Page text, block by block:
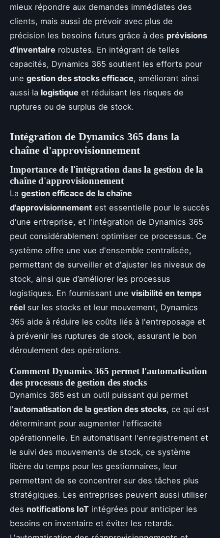
mieux répondre aux demandes immédiates des
clients, mais aussi de prévoir avec plus de
précision les besoins futurs grâce à des prévisions
d'inventaire robustes. En intégrant de telles
capacités, Dynamics 365 soutient les efforts pour
une gestion des stocks efficace, améliorant ainsi
aussi la logistique et réduisant les risques de
ruptures ou de surplus de stock.
Intégration de Dynamics 365 dans la
chaîne d'approvisionnement
Importance de l'intégration dans la gestion de la
chaîne d'approvisionnement
La gestion efficace de la chaîne
d'approvisionnement est essentielle pour le succès
d'une entreprise, et l'intégration de Dynamics 365
peut considérablement optimiser ce processus. Ce
système offre une vue d'ensemble centralisée,
permettant de surveiller et d'ajuster les niveaux de
stock, ainsi que d’améliorer les processus
logistiques. En fournissant une visibilité en temps
réel sur les stocks et leur mouvement, Dynamics
365 aide à réduire les coûts liés à l'entreposage et
à prévenir les ruptures de stock, assurant le bon
déroulement des opérations.
Comment Dynamics 365 permet l'automatisation
des processus de gestion des stocks
Dynamics 365 est un outil puissant qui permet
l'automatisation de la gestion des stocks, ce qui est
déterminant pour augmenter l'efficacité
opérationnelle. En automatisant l'enregistrement et
le suivi des mouvements de stock, ce système
libère du temps pour les gestionnaires, leur
permettant de se concentrer sur des tâches plus
stratégiques. Les entreprises peuvent aussi utiliser
des notifications IoT intégrées pour anticiper les
besoins en inventaire et éviter les retards.